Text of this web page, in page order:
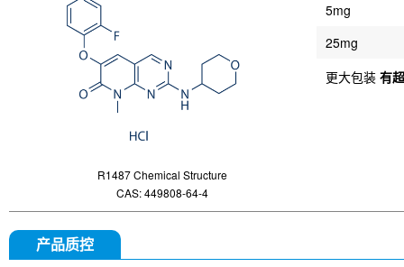
R1487 Chemical Structure
CAS: 449808-64-4
5mg
25mg
更大包装 有
产品质控